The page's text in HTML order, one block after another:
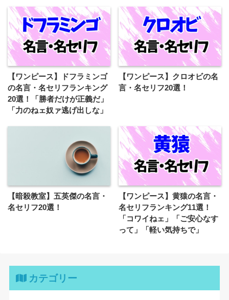
【ワンピース】ドフラミンゴ
の名言・名セリフランキング
20選！「勝者だけが正義だ」
「力のねェ奴ァ逃げ出しな」
【ワンピース】クロオビの名
言・名セリフ20選！
【暗殺教室】五英傑の名言・
名セリフ20選！
【ワンピース】黄猿の名言・
名セリフランキング11選！
「コワイねェ」「ご安心なす
って」「軽い気持ちで」
カテゴリー